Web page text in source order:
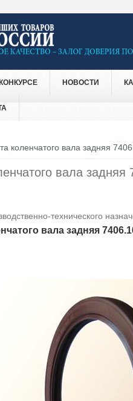
НОВОСТИ
коленчатого вала задняя
вала задняя
технического
вала задняя